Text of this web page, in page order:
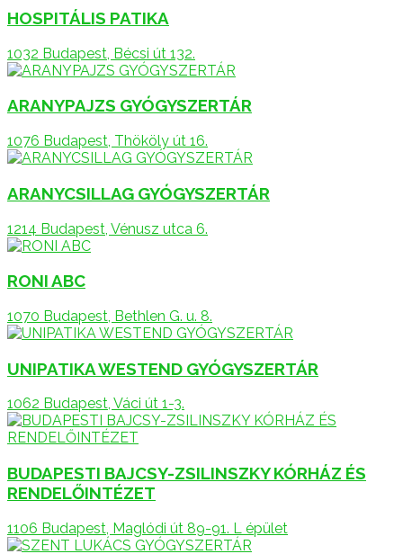
HOSPITÁLIS PATIKA
1032 Budapest, Bécsi út 132.
ARANYPAJZS GYÓGYSZERTÁR
1076 Budapest, Thököly út 16.
ARANYCSILLAG GYÓGYSZERTÁR
1214 Budapest, Vénusz utca 6.
RONI ABC
1070 Budapest, Bethlen G. u. 8.
UNIPATIKA WESTEND GYÓGYSZERTÁR
1062 Budapest, Váci út 1-3.
BUDAPESTI BAJCSY-ZSILINSZKY KÓRHÁZ ÉS
RENDELŐINTÉZET
1106 Budapest, Maglódi út 89-91. L épület